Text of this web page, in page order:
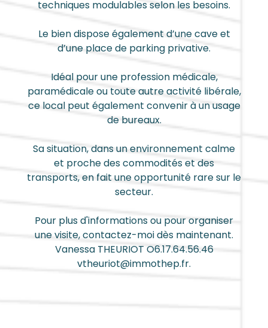
techniques modulables selon les besoins.
Le bien dispose également d’une cave et
d’une place de parking privative.
Idéal pour une profession médicale,
paramédicale ou toute autre activité libérale,
ce local peut également convenir à un usage
de bureaux.
Sa situation, dans un environnement calme
et proche des commodités et des
transports, en fait une opportunité rare sur le
secteur.
Pour plus d'informations ou pour organiser
une visite, contactez-moi dès maintenant.
Vanessa THEURIOT O6.17.64.56.46
vtheuriot@immothep.fr.